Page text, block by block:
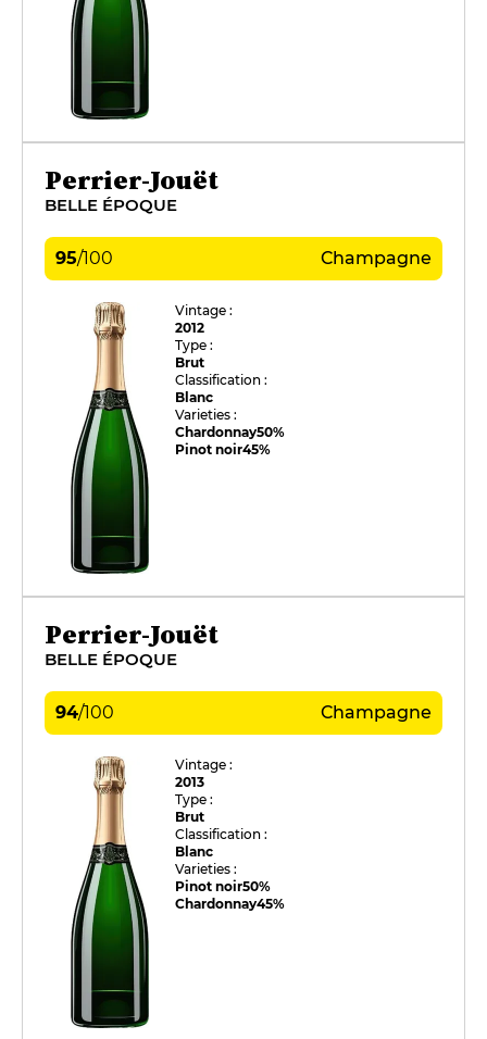
Perrier-Jouët
BELLE ÉPOQUE
95/100 Champagne
Vintage :
2012
Type :
Brut
Classification :
Blanc
Varieties :
Chardonnay50%
Pinot noir45%
Perrier-Jouët
BELLE ÉPOQUE
94/100 Champagne
Vintage :
2013
Type :
Brut
Classification :
Blanc
Varieties :
Pinot noir50%
Chardonnay45%